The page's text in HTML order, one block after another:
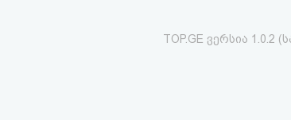
TOP.GE ვერსია 1.0.2